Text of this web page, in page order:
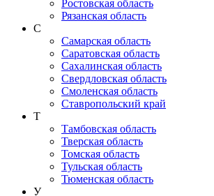
Ростовская область
Рязанская область
С
Самарская область
Саратовская область
Сахалинская область
Свердловская область
Смоленская область
Ставропольский край
Т
Тамбовская область
Тверская область
Томская область
Тульская область
Тюменская область
У